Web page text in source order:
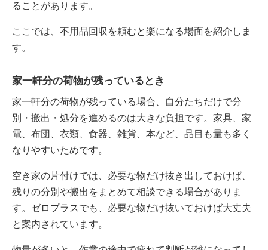
ることがあります。
ここでは、不用品回収を頼むと楽になる場面を紹介しま
す。
家一軒分の荷物が残っているとき
家一軒分の荷物が残っている場合、自分たちだけで分
別・搬出・処分を進めるのは大きな負担です。家具、家
電、布団、衣類、食器、雑貨、本など、品目も量も多く
なりやすいためです。
空き家の片付けでは、必要な物だけ抜き出しておけば、
残りの分別や搬出をまとめて相談できる場合がありま
す。ゼロプラスでも、必要な物だけ抜いておけば大丈夫
と案内されています。